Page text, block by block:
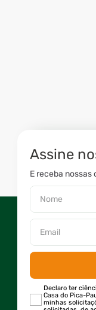
Assine
E receba
Declaro ter
Casa do Pica-
minhas